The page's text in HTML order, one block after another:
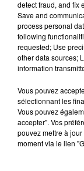
podcasts/2023/
detect fraud, and fix
Save and
process personal
following
requested; Use
other data sources;
information
Vous pouvez
sélectionnant les
Vous pouvez
accepter". Vos
pouvez mettre à
moment via le lien